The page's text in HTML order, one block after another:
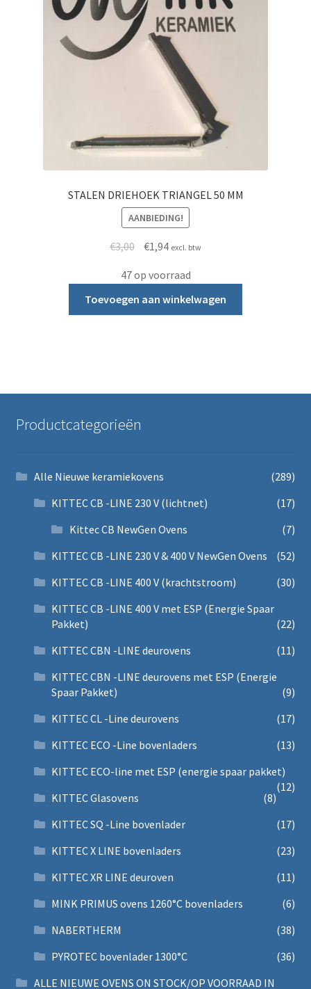
STALEN DRIEHOEK TRIANGEL 50 MM
AANBIEDING!
€3,00 Oorspronkelijke prijs was: €3,00.
€1,94Huidige prijs is: €1,94.
excl. btw
47 op voorraad
Toevoegen aan winkelwagen
Productcategorieën
Alle Nieuwe keramiekovens
(289)
KITTEC CB -LINE 230 V (lichtnet)
(17)
Kittec CB NewGen Ovens
(7)
KITTEC CB -LINE 230 V & 400 V NewGen Ovens
(52)
KITTEC CB -LINE 400 V (krachtstroom)
(30)
KITTEC CB -LINE 400 V met ESP (Energie Spaar
Pakket)
(22)
KITTEC CBN -LINE deurovens
(11)
KITTEC CBN -LINE deurovens met ESP (Energie
Spaar Pakket)
(9)
KITTEC CL -Line deurovens
(17)
KITTEC ECO -Line bovenladers
(13)
KITTEC ECO-line met ESP (energie spaar pakket)
(12)
KITTEC Glasovens
(8)
KITTEC SQ -Line bovenlader
(17)
KITTEC X LINE bovenladers
(23)
KITTEC XR LINE deuroven
(11)
MINK PRIMUS ovens 1260°C bovenladers
(6)
NABERTHERM
(38)
PYROTEC bovenlader 1300°C
(36)
ALLE NIEUWE OVENS ON STOCK/OP VOORRAAD IN